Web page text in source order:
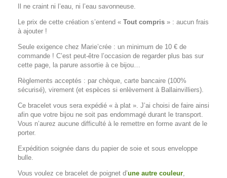
Il ne craint ni l’eau, ni l’eau savonneuse.
Le prix de cette création s’entend « Tout compris » : aucun frais
à ajouter !
Seule exigence chez Marie’crée : un minimum de 10 € de
commande ! C’est peut-être l’occasion de regarder plus bas sur
cette page, la parure assortie à ce bijou…
Règlements acceptés : par chèque, carte bancaire (100%
sécurisé), virement (et espèces si enlèvement à Ballainvilliers).
Ce bracelet vous sera expédié « à plat ». J’ai choisi de faire ainsi
afin que votre bijou ne soit pas endommagé durant le transport.
Vous n’aurez aucune difficulté à le remettre en forme avant de le
porter.
Expédition soignée dans du papier de soie et sous enveloppe
bulle.
Vous voulez ce bracelet de poignet d’une autre couleur,